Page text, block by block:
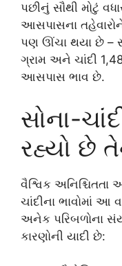
પછીનું સૌથી મોટું
આસપાસના
પણ ઊંચા થયા છે –
ગ્રામ અને ચાંદી
આસપાસ ભાવ છે.
સોના-
રહ્યો છે
વૈશ્વિક
ચાંદીના ભાવોમાં આ
અનેક પરિબળોના
કારણોની યાદી છે: